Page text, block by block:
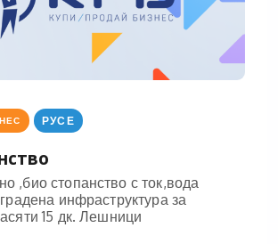
РУСЕ
,био стопанство с ток,вода
инфраструктура за
15 дк. Лешници